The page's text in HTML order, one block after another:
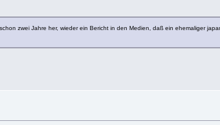
zwei Jahre her, wieder ein Bericht in den Medien, daß ein ehemaliger